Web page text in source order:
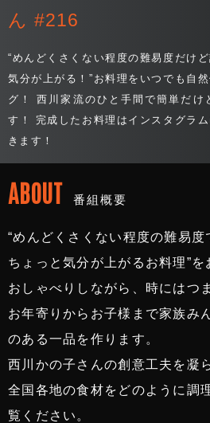
ん #216
“めんどくさくない程度の難易度だけ
気分が上がる！”お料理をいつでも自
グ！ 西川家流のひと手間で簡単だけ
す！ 完成したお料理はインスタグラ
きます！
ABOUT 番組概要
“めんどくさくない程度の難易
ちょっと気分が上がるお料理”を
おしゃべりしながら、時にはつ
お年寄りからお子様まで家族み
のある一品を作ります。
西川かの子さんの創意工夫を凝
全国各地の食材をどのように調
覧ください。